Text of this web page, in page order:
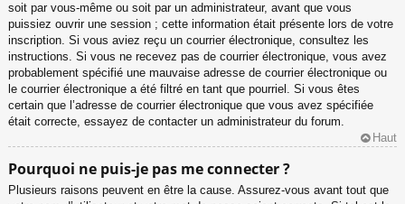
soit par vous-même ou soit par un administrateur, avant que vous
puissiez ouvrir une session ; cette information était présente lors de votre
inscription. Si vous aviez reçu un courrier électronique, consultez les
instructions. Si vous ne recevez pas de courrier électronique, vous avez
probablement spécifié une mauvaise adresse de courrier électronique ou
le courrier électronique a été filtré en tant que pourriel. Si vous êtes
certain que l’adresse de courrier électronique que vous avez spécifiée
était correcte, essayez de contacter un administrateur du forum.
Haut
Pourquoi ne puis-je pas me connecter ?
Plusieurs raisons peuvent en être la cause. Assurez-vous avant tout que